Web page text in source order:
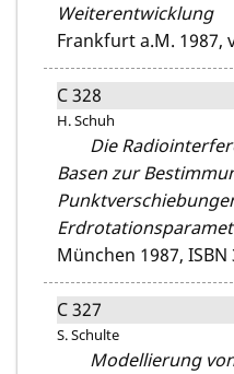
Weiterentwicklung
Frankfurt a.M. 1987,
C 328
H. Schuh
Die
Basen zur
München 1987, ISBN
C 327
S. Schulte
Modellierung